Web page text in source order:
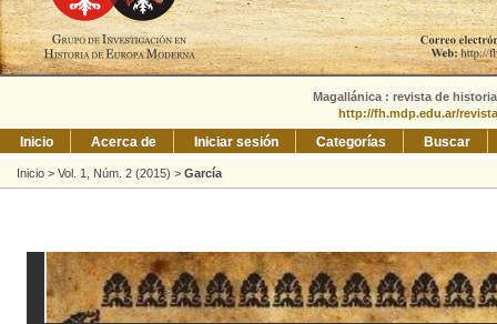
Magallánica : revista de
http://fh.mdp.edu.ar/
Inicio Acerca de Iniciar sesión Categorías Buscar
Inicio > Vol. 1, Núm. 2 (2015) > García